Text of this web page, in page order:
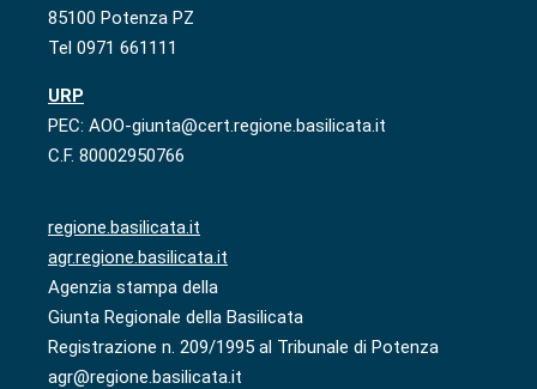
85100 Potenza PZ
Tel 0971 661111
URP
PEC: AOO-giunta@cert.regione.basilicata.it
C.F. 80002950766
regione.basilicata.it
agr.regione.basilicata.it
Agenzia stampa della
Giunta Regionale della Basilicata
Registrazione n. 209/1995 al Tribunale di Potenza
agr@regione.basilicata.it